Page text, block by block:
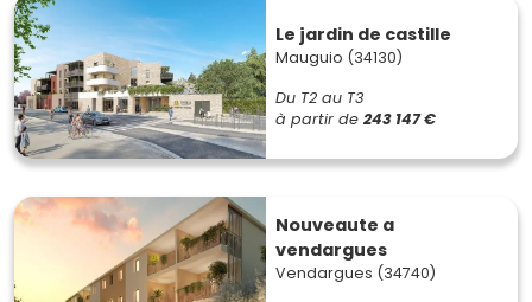
Le jardin de castille
Mauguio (34130)
Du T2 au T3
à partir de 243 147 €
Nouveaute a
vendargues
Vendargues (34740)